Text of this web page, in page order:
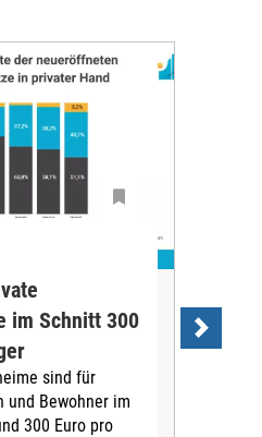
im Schnitt 300
sind für
und Bewohner im
300 Euro pro